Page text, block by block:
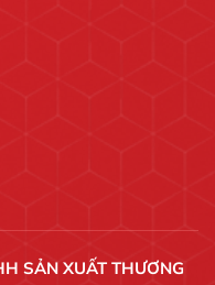
SẢN XUẤT THƯƠNG